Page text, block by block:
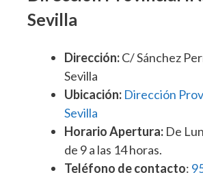
Sevilla
Dirección:C/ Sánchez
Sevilla
Ubicación: Dirección
Sevilla
Horario Apertura: De
de 9 a las 14 horas.
Teléfono de contacto: